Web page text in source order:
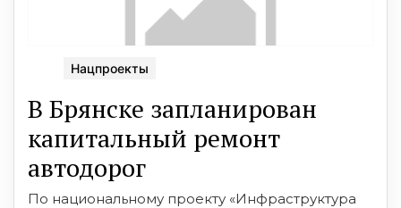
Нацпроекты
В Брянске запланирован
капитальный ремонт
автодорог
По национальному проекту «Инфраструктура